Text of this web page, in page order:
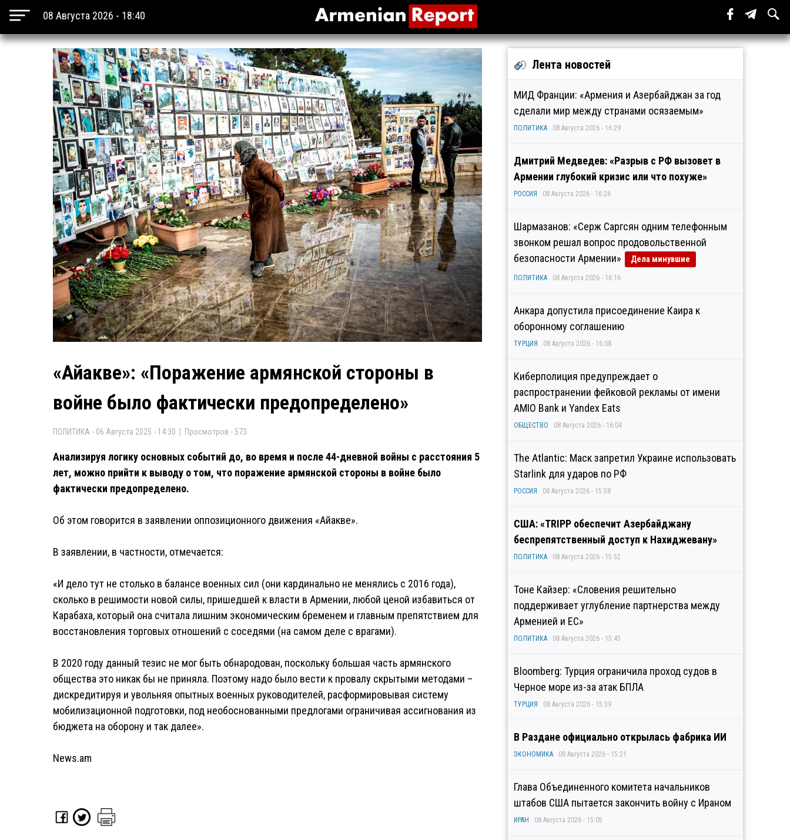
08 Августа 2026 - 18:40
«Айакве»: «Поражение армянской стороны в
войне было фактически предопределено»
ПОЛИТИКА - 06 Августа 2025 - 14:30 | Просмотров - 573
Анализируя логику основных событий до, во время и после 44-дневной войны с расстояния 5
лет, можно прийти к выводу о том, что поражение армянской стороны в войне было
фактически предопределено.
Об этом говорится в заявлении оппозиционного движения «Айакве».
В заявлении, в частности, отмечается:
«И дело тут не столько в балансе военных сил (они кардинально не менялись с 2016 года),
сколько в решимости новой силы, пришедшей к власти в Армении, любой ценой избавиться от
Карабаха, который она считала лишним экономическим бременем и главным препятствием для
восстановления торговых отношений с соседями (на самом деле с врагами).
В 2020 году данный тезис не мог быть обнародован, поскольку большая часть армянского
общества это никак бы не приняла. Поэтому надо было вести к провалу скрытыми методами –
дискредитируя и увольняя опытных военных руководителей, расформировывая систему
мобилизационной подготовки, под необоснованными предлогами ограничивая ассигнования из
бюджета на оборону и так далее».
News.am
Лента новостей
МИД Франции: «Армения и Азербайджан за год
сделали мир между странами осязаемым»
ПОЛИТИКА 08 Августа 2026 - 16:29
Дмитрий Медведев: «Разрыв с РФ вызовет в
Армении глубокий кризис или что похуже»
РОССИЯ 08 Августа 2026 - 16:26
Шармазанов: «Серж Саргсян одним телефонным
звонком решал вопрос продовольственной
безопасности Армении»
Дела минувшие
ПОЛИТИКА 08 Августа 2026 - 16:16
Анкара допустила присоединение Каира к
оборонному соглашению
ТУРЦИЯ 08 Августа 2026 - 16:08
Киберполиция предупреждает о
распространении фейковой рекламы от имени
AMIO Bank и Yandex Eats
ОБЩЕСТВО 08 Августа 2026 - 16:04
The Atlantic: Маск запретил Украине использовать
Starlink для ударов по РФ
РОССИЯ 08 Августа 2026 - 15:58
США: «TRIPP обеспечит Азербайджану
беспрепятственный доступ к Нахиджевану»
ПОЛИТИКА 08 Августа 2026 - 15:52
Тоне Кайзер: «Словения решительно
поддерживает углубление партнерства между
Арменией и ЕС»
ПОЛИТИКА 08 Августа 2026 - 15:45
Bloomberg: Турция ограничила проход судов в
Черное море из-за атак БПЛА
ТУРЦИЯ 08 Августа 2026 - 15:39
В Раздане официально открылась фабрика ИИ
ЭКОНОМИКА 08 Августа 2026 - 15:21
Глава Объединенного комитета начальников
штабов США пытается закончить войну с Ираном
ИРАН 08 Августа 2026 - 15:05